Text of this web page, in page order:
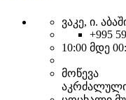
ვაკე, ი.
+995
10:00 მდე
მოწევა
აკრძალული